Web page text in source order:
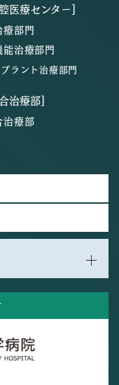
医療センター]
部門
治療部門
ラント治療部門
治療部]
治療部